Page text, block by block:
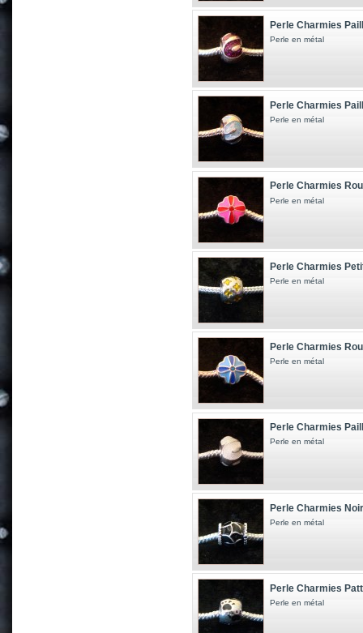
Perle Charmies
Perle en métal
Perle Charmies
Perle en métal
Perle Charmies
Perle en métal
Perle Charmies
Perle en métal
Perle Charmies
Perle en métal
Perle Charmies
Perle en métal
Perle Charmies
Perle en métal
Perle Charmies
Perle en métal